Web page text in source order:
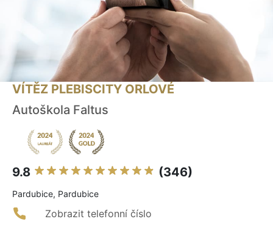
VÍTĚZ PLEBISCITY ORLOVÉ
Autoškola Faltus
9.8 (346)
Pardubice, Pardubice
Zobrazit telefonní číslo